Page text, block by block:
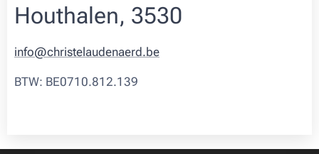
Houthalen, 3530
info@christelaudenaerd.be
BTW: BE0710.812.139